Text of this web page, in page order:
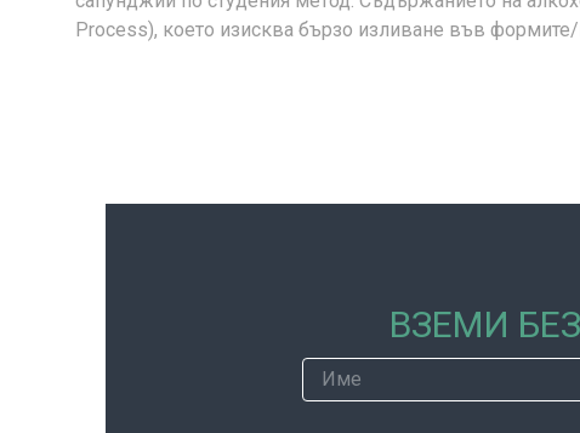
Process), което изисква бързо изливане във формите/
ВЗЕМИ